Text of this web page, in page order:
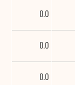
0.0
0.0
0.0